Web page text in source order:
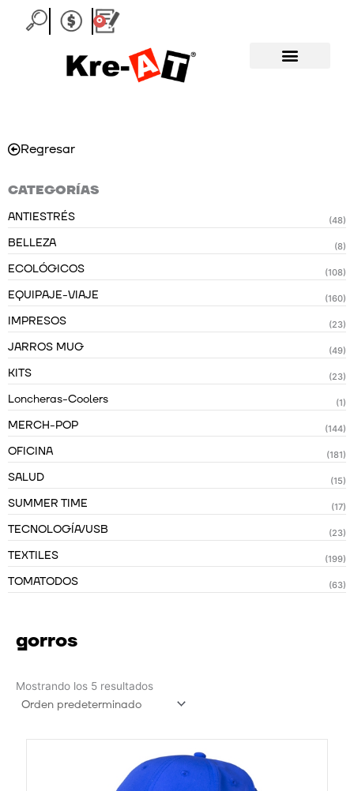
0
Carrito
Regresar
CATEGORÍAS
ANTIESTRÉS (48)
BELLEZA (8)
ECOLÓGICOS (108)
EQUIPAJE-VIAJE (160)
IMPRESOS (23)
JARROS MUG (49)
KITS (23)
Loncheras-Coolers (1)
MERCH-POP (144)
OFICINA (181)
SALUD (15)
SUMMER TIME (17)
TECNOLOGÍA/USB (23)
TEXTILES (199)
TOMATODOS (63)
gorros
Mostrando los 5 resultados